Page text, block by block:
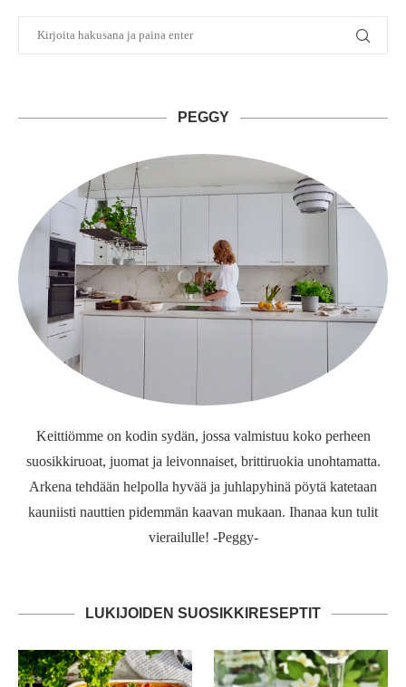
PEGGY
Keittiömme on kodin sydän, jossa valmistuu koko perheen
suosikkiruoat, juomat ja leivonnaiset, brittiruokia unohtamatta.
Arkena tehdään helpolla hyvää ja juhlapyhinä pöytä katetaan
kauniisti nauttien pidemmän kaavan mukaan. Ihanaa kun tulit
vierailulle! -Peggy-
LUKIJOIDEN SUOSIKKIRESEPTIT